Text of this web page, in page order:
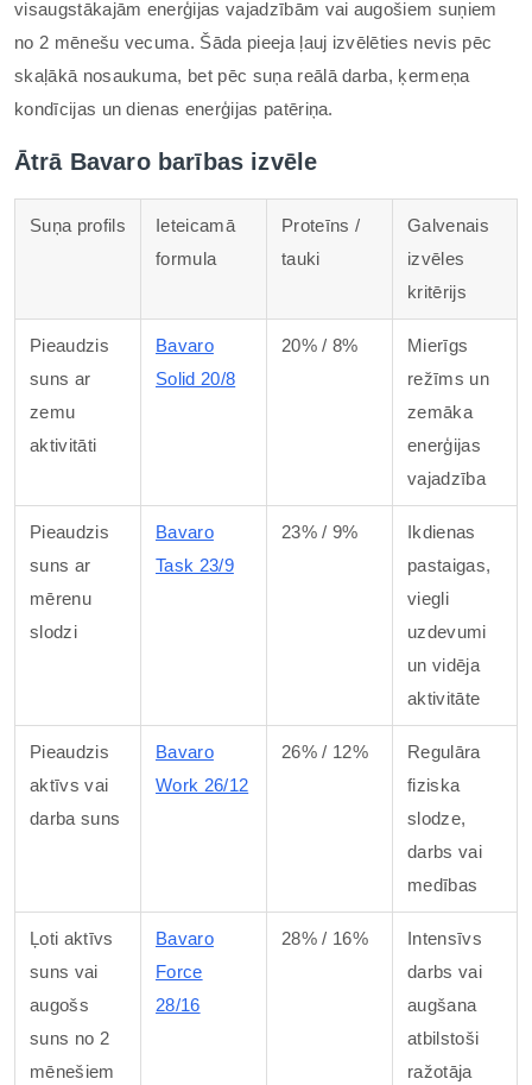
visaugstākajām enerģijas vajadzībām vai augošiem suņiem
no 2 mēnešu vecuma. Šāda pieeja ļauj izvēlēties nevis pēc
skaļākā nosaukuma, bet pēc suņa reālā darba, ķermeņa
kondīcijas un dienas enerģijas patēriņa.
Ātrā Bavaro barības izvēle
Suņa profils
Ieteicamā
formula
Proteīns /
tauki
Galvenais
izvēles
kritērijs
Pieaudzis
suns ar
zemu
aktivitāti
Bavaro
Solid 20/8
20% / 8%
Mierīgs
režīms un
zemāka
enerģijas
vajadzība
Pieaudzis
suns ar
mērenu
slodzi
Bavaro
Task 23/9
23% / 9%
Ikdienas
pastaigas,
viegli
uzdevumi
un vidēja
aktivitāte
Pieaudzis
aktīvs vai
darba suns
Bavaro
Work 26/12
26% / 12%
Regulāra
fiziska
slodze,
darbs vai
medības
Ļoti aktīvs
suns vai
augošs
suns no 2
mēnešiem
Bavaro
Force
28/16
28% / 16%
Intensīvs
darbs vai
augšana
atbilstoši
ražotāja